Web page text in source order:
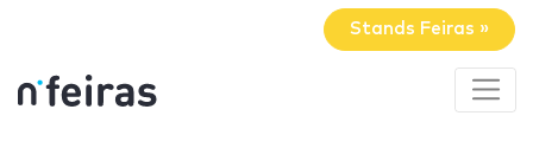
Stands Feiras »